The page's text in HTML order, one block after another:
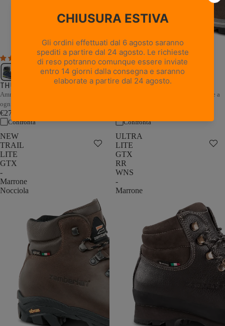
1 recensione
THUNDER GTX - Blu / Grigio
Ammortizzazione e stabilità adattive a
ogni passo
€279,00
Confronta
THUNDER GTX - Marrone /
Sabbia
Ammortizzazione e stabilità adattive a
Confronta
NEW
TRAIL
LITE
GTX
-
Marrone
Nocciola
ULTRA
LITE
GTX
RR
WNS
-
Marrone